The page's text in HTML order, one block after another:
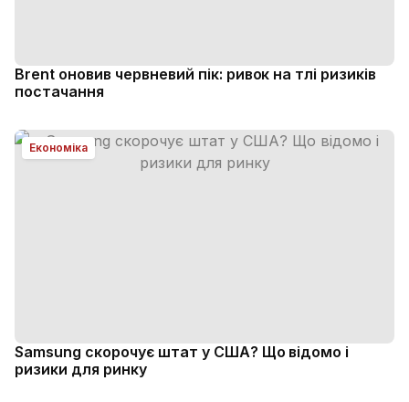
Brent оновив червневий пік: ривок на тлі ризиків
постачання
Економіка
Samsung скорочує штат у США? Що відомо і
ризики для ринку